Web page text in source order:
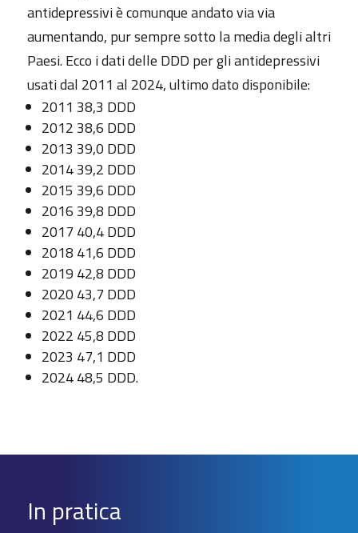
antidepressivi è comunque andato via via
aumentando, pur sempre sotto la media degli altri
Paesi. Ecco i dati delle DDD per gli antidepressivi
usati dal 2011 al 2024, ultimo dato disponibile:
2011 38,3 DDD
2012 38,6 DDD
2013 39,0 DDD
2014 39,2 DDD
2015 39,6 DDD
2016 39,8 DDD
2017 40,4 DDD
2018 41,6 DDD
2019 42,8 DDD
2020 43,7 DDD
2021 44,6 DDD
2022 45,8 DDD
2023 47,1 DDD
2024 48,5 DDD.
In pratica